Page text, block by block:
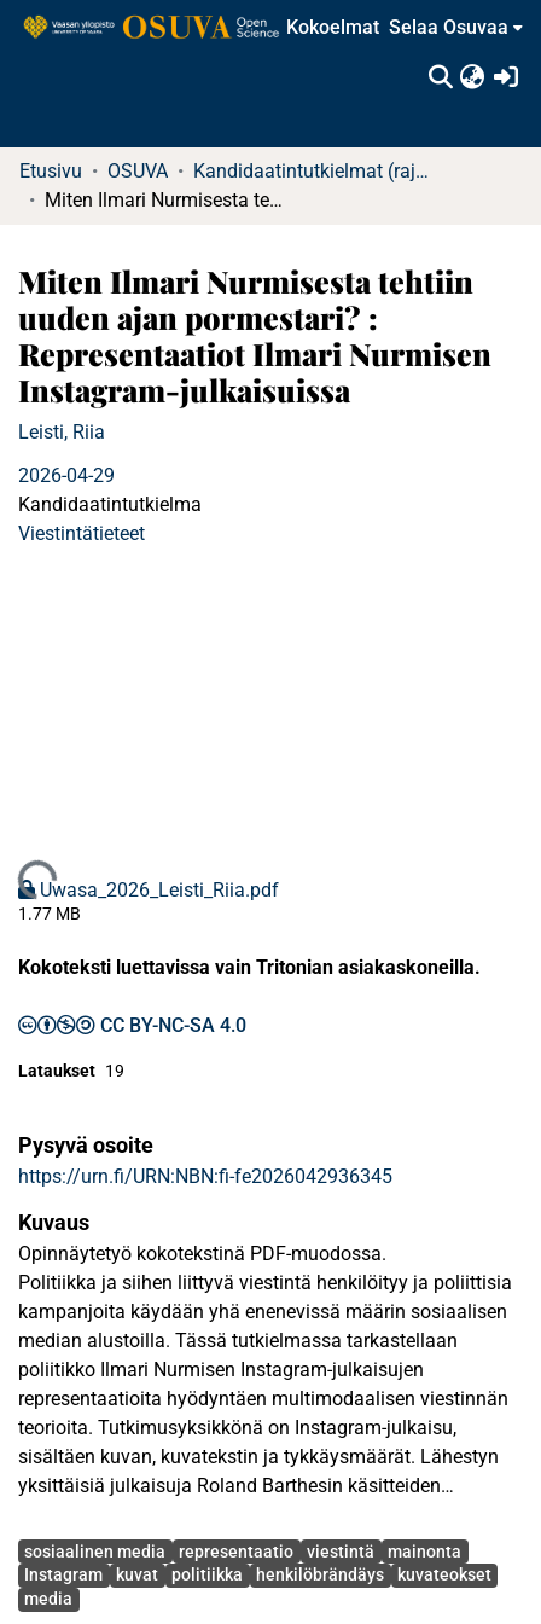
Kokoelmat Selaa Osuvaa
Etusivu OSUVA
Kandidaatintutkielmat (rajattu saatavuus)
Miten Ilmari Nurmisesta tehtiin uuden ajan pormestari? : Representaatiot Ilmari Nurmisen Instagram-julkaisuissa
Miten Ilmari Nurmisesta tehtiin
uuden ajan pormestari? :
Representaatiot Ilmari Nurmisen
Instagram-julkaisuissa
Leisti, Riia
2026-04-29
Kandidaatintutkielma
Viestintätieteet
Ladataan...Uwasa_2026_Leisti_Riia.pdf
1.77 MB
Kokoteksti luettavissa vain Tritonian asiakaskoneilla.
CC BY-NC-SA 4.0
Lataukset 19
Pysyvä osoite
https://urn.fi/URN:NBN:fi-fe2026042936345
Kuvaus
Opinnäytetyö kokotekstinä PDF-muodossa.
Politiikka ja siihen liittyvä viestintä henkilöityy ja poliittisia
kampanjoita käydään yhä enenevissä määrin sosiaalisen
median alustoilla. Tässä tutkielmassa tarkastellaan
poliitikko Ilmari Nurmisen Instagram-julkaisujen
representaatioita hyödyntäen multimodaalisen viestinnän
teorioita. Tutkimusyksikkönä on Instagram-julkaisu,
sisältäen kuvan, kuvatekstin ja tykkäysmäärät. Lähestyn
yksittäisiä julkaisuja Roland Barthesin käsitteiden
selvittää millaisia representaatioita poliitikko Nurminen
Instagram-julkaisuissa rakentaa. Tutkielmassa
representaatiot ovat asian, ilmiön tai käsitteen
Avainsanat
sosiaalinen media representaatio viestintä
mainonta
Instagram
kuvat politiikka henkilöbrändäys
kuvateokset
media